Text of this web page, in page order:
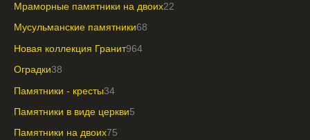
Мраморные памятники на двоих22
Мусульманские памятники68
Новая коллекция Гранит964
Оградки38
Памятники - кресты34
Памятники в виде церкви5
Памятники на двоих75